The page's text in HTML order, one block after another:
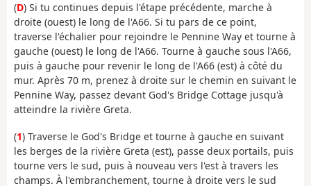
(D) Si tu continues depuis l'étape précédente, marche à
droite (ouest) le long de l'A66. Si tu pars de ce point,
traverse l'échalier pour rejoindre le Pennine Way et tourne à
gauche (ouest) le long de l'A66. Tourne à gauche sous l'A66,
puis à gauche pour revenir le long de l'A66 (est) à côté du
mur. Après 70 m, prenez à droite sur le chemin en suivant le
Pennine Way, passez devant God's Bridge Cottage jusqu'à
atteindre la rivière Greta.
(1) Traverse le God's Bridge et tourne à gauche en suivant
les berges de la rivière Greta (est), passe deux portails, puis
tourne vers le sud, puis à nouveau vers l'est à travers les
champs. À l'embranchement, tourne à droite vers le sud